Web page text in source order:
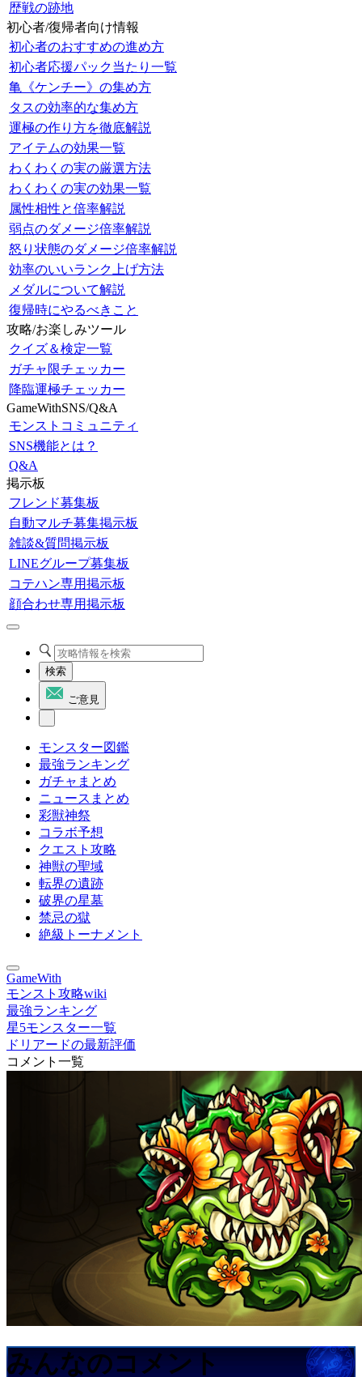
歴戦の跡地
初心者/復帰者向け情報
初心者のおすすめの進め方
初心者応援パック当たり一覧
亀《ケンチー》の集め方
タスの効率的な集め方
運極の作り方を徹底解説
アイテムの効果一覧
わくわくの実の厳選方法
わくわくの実の効果一覧
属性相性と倍率解説
弱点のダメージ倍率解説
怒り状態のダメージ倍率解説
効率のいいランク上げ方法
メダルについて解説
復帰時にやるべきこと
攻略/お楽しみツール
クイズ＆検定一覧
ガチャ限チェッカー
降臨運極チェッカー
GameWithSNS/Q&A
モンストコミュニティ
SNS機能とは？
Q&A
掲示板
フレンド募集板
自動マルチ募集掲示板
雑談&質問掲示板
LINEグループ募集板
コテハン専用掲示板
顔合わせ専用掲示板
検索
ご意見
モンスター図鑑
最強ランキング
ガチャまとめ
ニュースまとめ
彩獣神祭
コラボ予想
クエスト攻略
神獣の聖域
転界の遺跡
破界の星墓
禁忌の獄
絶級トーナメント
GameWith
モンスト攻略wiki
最強ランキング
星5モンスター一覧
ドリアードの最新評価
コメント一覧
みんなのコメント